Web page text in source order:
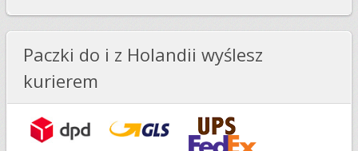
Paczki do i z Holandii wyślesz
kurierem